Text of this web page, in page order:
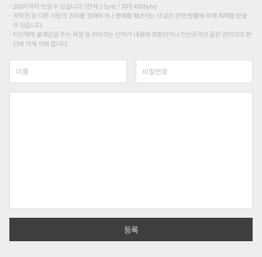
200자까지 쓰실 수 있습니다. (현재 0 byte / 최대 400byte)
저작권 등 다른 사람의 권리를 침해하거나 명예를 훼손하는 댓글은 관련 법률에 의해 제재를 받을
수 있습니다.
타인에게 불쾌감을 주는 욕설 등 비하하는 단어가 내용에 포함되거나 인신공격성 글은 관리자의 판
단에 의해 삭제 합니다.